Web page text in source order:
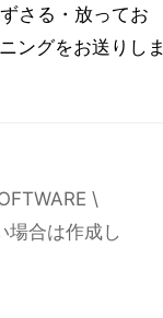
さる・放ってお
ングをお送りしま
\
合は作成し